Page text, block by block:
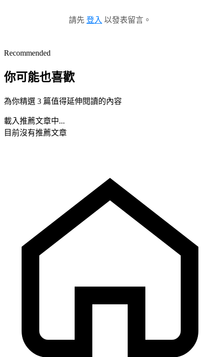
請先 登入 以發表留言。
Recommended
你可能也喜歡
為你精選 3 篇值得延伸閱讀的內容
載入推薦文章中...
目前沒有推薦文章